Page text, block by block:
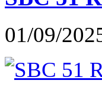
01/09/